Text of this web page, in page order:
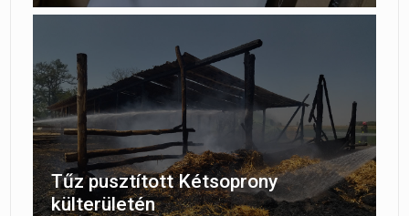
Tűz pusztított Kétsoprony
külterületén